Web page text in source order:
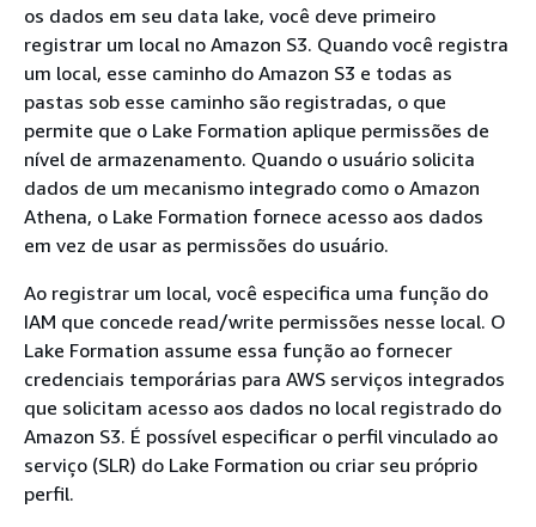
os dados em seu data lake, você deve primeiro
registrar um local no Amazon S3. Quando você registra
um local, esse caminho do Amazon S3 e todas as
pastas sob esse caminho são registradas, o que
permite que o Lake Formation aplique permissões de
nível de armazenamento. Quando o usuário solicita
dados de um mecanismo integrado como o Amazon
Athena, o Lake Formation fornece acesso aos dados
em vez de usar as permissões do usuário.
Ao registrar um local, você especifica uma função do
IAM que concede read/write permissões nesse local. O
Lake Formation assume essa função ao fornecer
credenciais temporárias para AWS serviços integrados
que solicitam acesso aos dados no local registrado do
Amazon S3. É possível especificar o perfil vinculado ao
serviço (SLR) do Lake Formation ou criar seu próprio
perfil.